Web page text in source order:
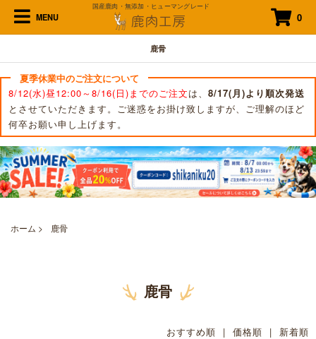
MENU
国産鹿肉・無添加・ヒューマングレード
0
鹿骨
夏季休業中のご注文について
8/12(水)昼12:00～8/16(日)までのご注文は、 8/17(月)より順次発送
とさせていただきます。ご迷惑をお掛け致しますが、ご理解のほど
何卒お願い申し上げます。
ホーム > 鹿骨
鹿骨
おすすめ順 | 価格順 | 新着順